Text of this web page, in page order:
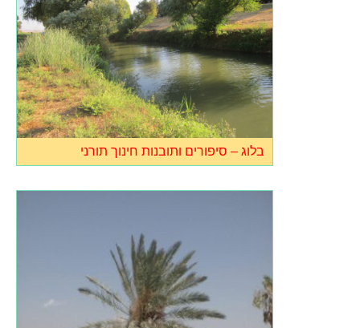
בלוג – סיפורים ותובנות חינוך תורני